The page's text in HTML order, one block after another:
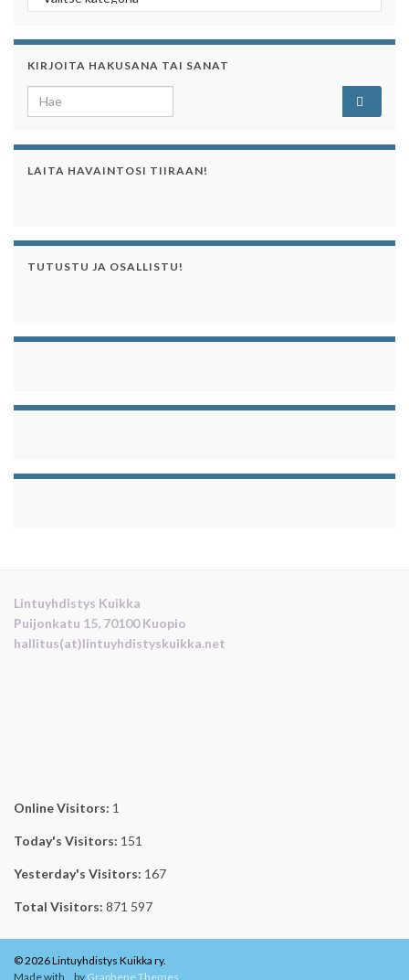
KIRJOITA HAKUSANA TAI SANAT
Search for:
LAITA HAVAINTOSI TIIRAAN!
TUTUSTU JA OSALLISTU!
Lintuyhdistys Kuikka
Puijonkatu 15, 70100 Kuopio
hallitus(at)lintuyhdistyskuikka.net
Online Visitors: 1
Today's Visitors: 151
Yesterday's Visitors: 167
Total Visitors: 871 597
© 2026 Lintuyhdistys Kuikka ry.
Made with
by Graphene Themes